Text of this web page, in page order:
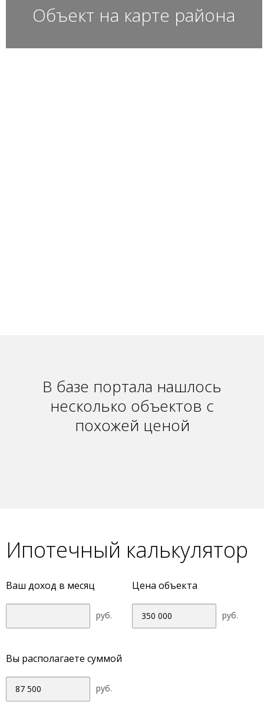
Объект на карте района
В базе портала нашлось
несколько объектов с
похожей ценой
Ипотечный калькулятор
Ваш доход в месяц Цена объекта
руб. руб.
Вы располагаете суммой
руб.